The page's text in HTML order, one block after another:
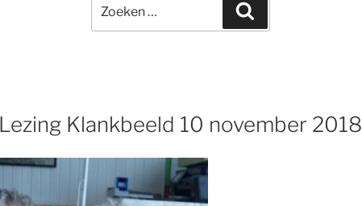
Klankbeeld 10 november 2018